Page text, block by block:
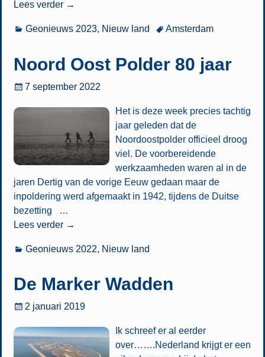
Lees verder →
Geonieuws 2023, Nieuw land Amsterdam
Noord Oost Polder 80 jaar
7 september 2022
Het is deze week precies tachtig
jaar geleden dat de
Noordoostpolder officieel droog
viel. De voorbereidende
werkzaamheden waren al in de
jaren Dertig van de vorige Eeuw gedaan maar de
inpoldering werd afgemaakt in 1942, tijdens de Duitse
bezetting
…
Lees verder →
Geonieuws 2022, Nieuw land
De Marker Wadden
2 januari 2019
Ik schreef er al eerder
over…….Nederland krijgt er een